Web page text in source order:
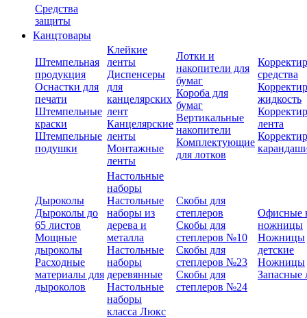
Средства
защиты
Канцтовары
Штемпельная
продукция
Оснастки для
печати
Штемпельные
краски
Штемпельные
подушки
Клейкие
ленты
Диспенсеры
для
канцелярских
лент
Канцелярские
ленты
Монтажные
ленты
Лотки и
накопители для
бумаг
Короба для
бумаг
Вертикальные
накопители
Комплектующие
для лотков
средства
жидкость
лента
Дыроколы
Дыроколы до
65 листов
Мощные
дыроколы
Расходные
материалы для
дыроколов
Настольные
наборы
Настольные
наборы из
дерева и
металла
Настольные
наборы
деревянные
Настольные
наборы
класса Люкс
Скобы для
степлеров
Скобы для
степлеров №10
Скобы для
степлеров №23
Скобы для
степлеров №24
Офисные
ножницы
Ножницы
детские
Ножницы
Запасные